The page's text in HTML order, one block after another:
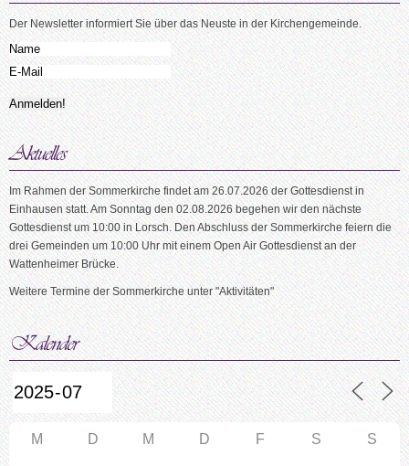
Der Newsletter informiert Sie über das Neuste in der Kirchengemeinde.
Im Rahmen der Sommerkirche findet am 26.07.2026 der Gottesdienst in
Einhausen statt. Am Sonntag den 02.08.2026 begehen wir den nächste
Gottesdienst um 10:00 in Lorsch. Den Abschluss der Sommerkirche feiern die
drei Gemeinden um 10:00 Uhr mit einem Open Air Gottesdienst an der
Wattenheimer Brücke.
Weitere Termine der Sommerkirche unter "Aktivitäten"
M D M D F S S